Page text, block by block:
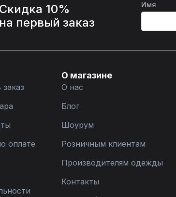
Скидка 10%
на первый заказ
Имя
оплате
О магазине
О нас
Блог
Шоурум
Розничным клиентам
Производителям одежды
Контакты